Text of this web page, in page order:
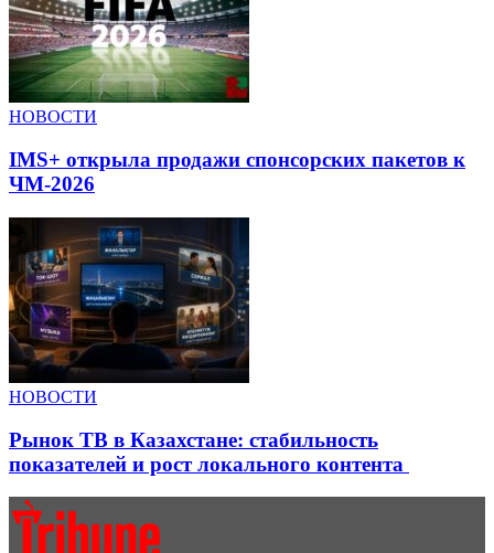
НОВОСТИ
IMS+ открыла продажи спонсорских пакетов к
ЧМ-2026
НОВОСТИ
Рынок ТВ в Казахстане: стабильность
показателей и рост локального контента